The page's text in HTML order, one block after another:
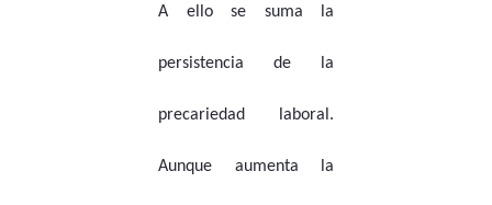
A ello se suma la
persistencia de la
precariedad laboral.
Aunque aumenta la